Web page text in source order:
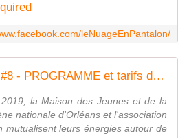
leNuageEnPantalon/
JAZZ AU MOULIN #8 - PROGRAMME et tarifs du 15 au 18 octobre à la MJC Le Moulin de la Vapeur d'OLIVET - VIVRE AUTREMENT VOS LOISIRS avec Clodelle
la Maison des Jeunes et de la
nationale d'Orléans et l'association
mutualisent leurs énergies autour de